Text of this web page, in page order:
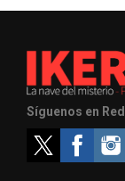
Síguenos en